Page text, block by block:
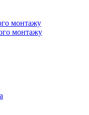
монтажу
монтажу